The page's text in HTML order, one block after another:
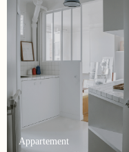
Appartement